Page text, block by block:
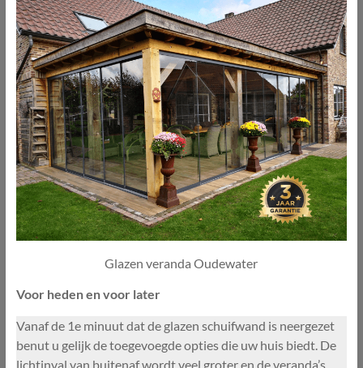
Glazen veranda Oudewater
Voor heden en voor later
Vanaf de 1e minuut dat de glazen schuifwand is neergezet
benut u gelijk de toegevoegde opties die uw huis biedt. De
lichtinval van buitenaf wordt veel groter en de veranda’s